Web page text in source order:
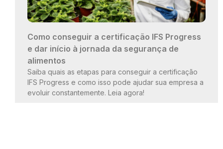
Como conseguir a certificação IFS Progress
e dar início à jornada da segurança de
alimentos
Saiba quais as etapas para conseguir a certificação
IFS Progress e como isso pode ajudar sua empresa a
evoluir constantemente. Leia agora!